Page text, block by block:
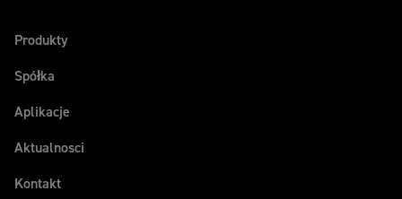
Produkty
Spółka
Aplikacje
Aktualnosci
Kontakt